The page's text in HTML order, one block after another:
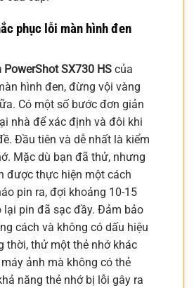
phục lỗi màn hình đen
PowerShot SX730 HS của
hình đen, đừng vội vàng
Có một số bước đơn giản
nhà để xác định và đôi khi
Đầu tiên và dễ nhất là kiểm
Mặc dù bạn đã thử, nhưng
được thực hiện một cách
pin ra, đợi khoảng 10-15
lại pin đã sạc đầy. Đảm bảo
cách và không có dấu hiệu
thời, thử một thẻ nhớ khác
ảnh mà không có thẻ
năng thẻ nhớ bị lỗi gây ra